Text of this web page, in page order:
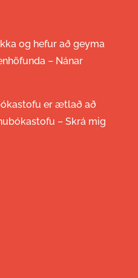
og hefur að geyma
– Nánar
er ætlað að
– Skrá mig